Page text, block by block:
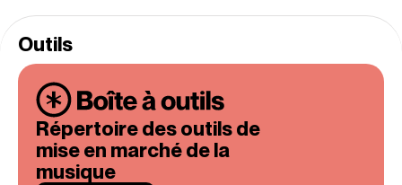
Outils
Répertoire des outils de
mise en marché de la
musique